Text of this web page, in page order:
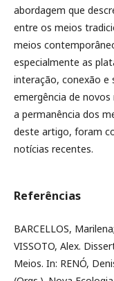
abordagem que
entre os meios
meios
especialmente as
interação, conexão e
emergência de
a permanência dos
deste artigo, foram
notícias recentes.
Referências
BARCELLOS,
VISSOTO, Alex.
Meios. In: RENÓ,